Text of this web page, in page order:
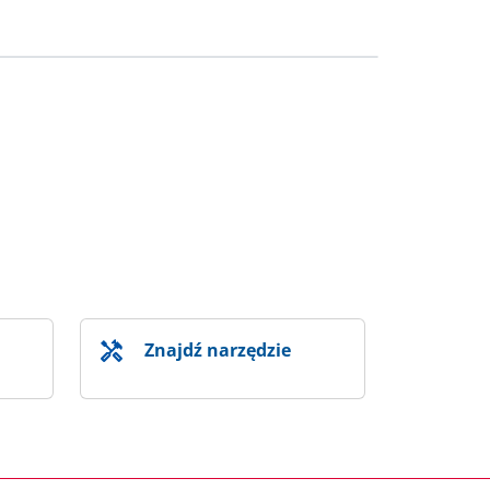
Znajdź narzędzie